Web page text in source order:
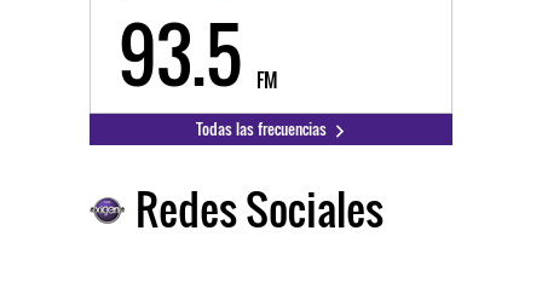
93.5 FM
Todas las frecuencias
Redes Sociales